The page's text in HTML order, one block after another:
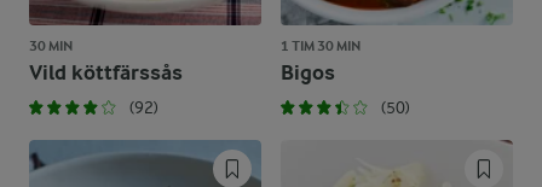
30 MIN
Vild köttfärssås
(92)
1 TIM 30 MIN
Bigos
(50)